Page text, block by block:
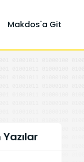
Makdos'a Git